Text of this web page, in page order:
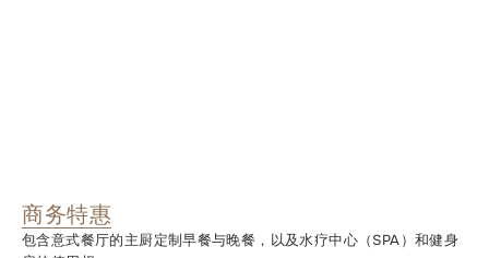
商务特惠
包含意式餐厅的主厨定制早餐与晚餐，以及水疗中心（SPA）和健身